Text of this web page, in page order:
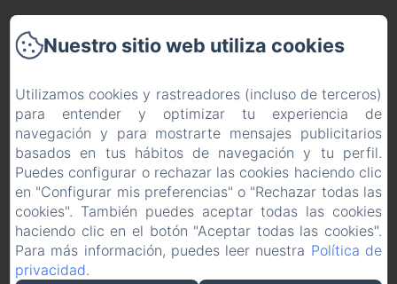
Política de privacidad
Información legal
Información sobre cookies
EN
ES
Desarrollado con Amenitiz
Nuestro sitio web utiliza cookies
Utilizamos cookies y rastreadores (incluso de terceros)
para entender y optimizar tu experiencia de
navegación y para mostrarte mensajes publicitarios
basados en tus hábitos de navegación y tu perfil.
Puedes configurar o rechazar las cookies haciendo clic
en "Configurar mis preferencias" o "Rechazar todas las
cookies". También puedes aceptar todas las cookies
haciendo clic en el botón "Aceptar todas las cookies".
Para más información, puedes leer nuestra Política de
privacidad.